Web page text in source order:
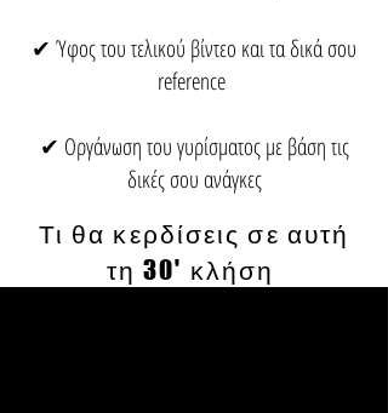
Τι θα κερδίσεις σε αυτή
τη 30' κλήση
✔ Ύφος του τελικού βίντεο και τα δικά σου
reference
✔ Οργάνωση του γυρίσματος με βάση τις
δικές σου ανάγκες